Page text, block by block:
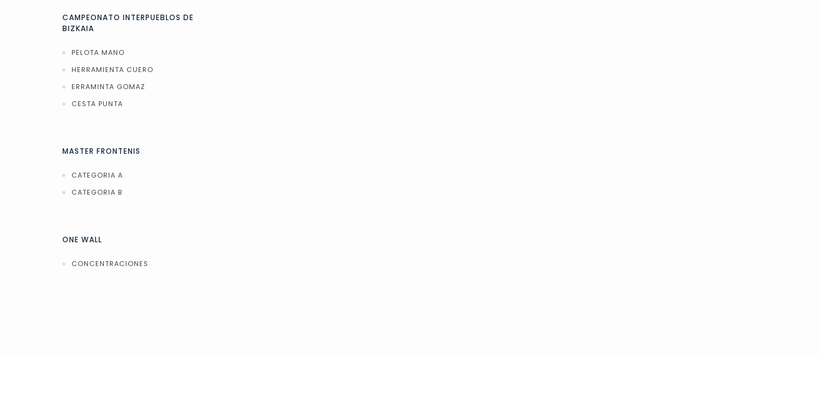
CAMPEONATO INTERPUEBLOS DE
BIZKAIA
PELOTA MANO
HERRAMIENTA CUERO
ERRAMINTA GOMAZ
CESTA PUNTA
MASTER FRONTENIS
CATEGORIA A
CATEGORIA B
ONE WALL
CONCENTRACIONES